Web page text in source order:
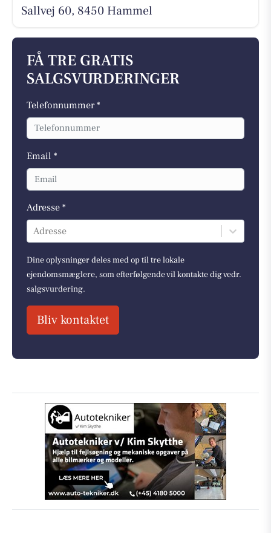
Sallvej 60, 8450 Hammel
FÅ TRE GRATIS
SALGSVURDERINGER
Telefonnummer *
Email *
Adresse *
Adresse
Dine oplysninger deles med op til tre lokale
ejendomsmæglere, som efterfølgende vil kontakte dig vedr.
salgsvurdering.
Bliv kontaktet